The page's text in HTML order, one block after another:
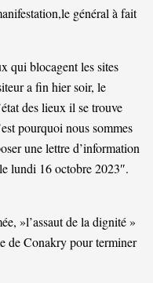
général à fait
qui blocagent les sites
a fin hier soir, le
des lieux il se trouve
pourquoi nous sommes
une lettre d’information
lundi 16 octobre 2023″.
»l’assaut de la dignité »
de Conakry pour terminer